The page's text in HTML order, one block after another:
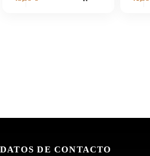
DATOS DE CONTACTO